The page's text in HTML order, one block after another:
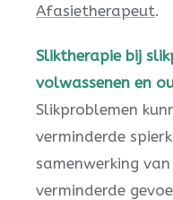
Afasietherapeut.
Sliktherapie bij
volwassenen en
Slikproblemen
verminderde
samenwerking
verminderde